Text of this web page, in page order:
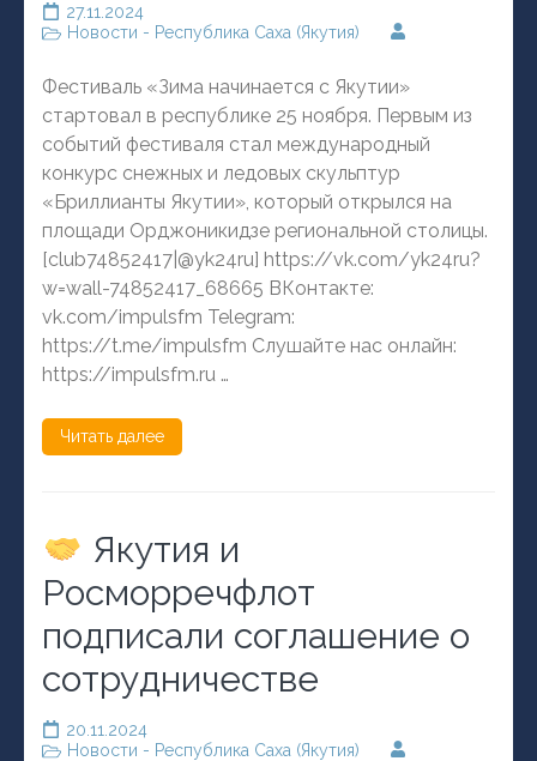
27.11.2024
Новости - Республика Саха (Якутия)
Фестиваль «Зима начинается с Якутии»
стартовал в республике 25 ноября. Первым из
событий фестиваля стал международный
конкурс снежных и ледовых скульптур
«Бриллианты Якутии», который открылся на
площади Орджоникидзе региональной столицы.
[club74852417|@yk24ru] https://vk.com/yk24ru?
w=wall-74852417_68665 ВКонтакте:
vk.com/impulsfm Telegram:
https://t.me/impulsfm Слушайте нас онлайн:
https://impulsfm.ru …
Читать далее
Якутия и
Росморречфлот
подписали соглашение о
сотрудничестве
20.11.2024
Новости - Республика Саха (Якутия)